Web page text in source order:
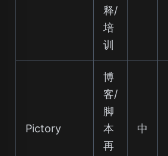
释/
培
训
Pictory
博
客/
脚
本
再
中